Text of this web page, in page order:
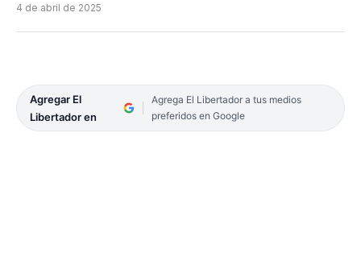
4 de abril de 2025
Agregar El
Libertador en
Agrega El Libertador a tus medios
preferidos en Google